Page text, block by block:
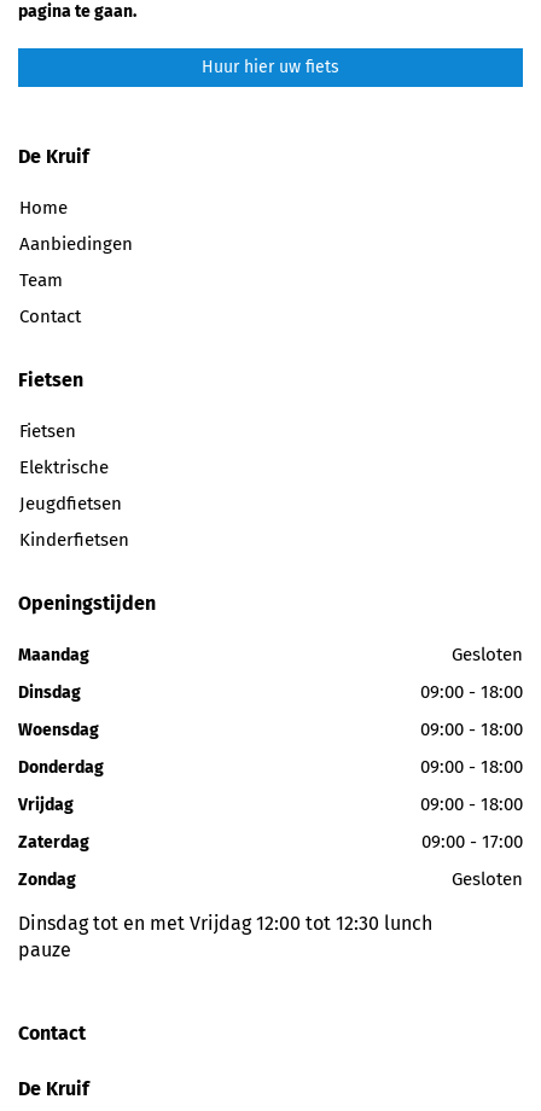
pagina te gaan.
Huur hier uw fiets
De Kruif
Home
Aanbiedingen
Team
Contact
Fietsen
Fietsen
Elektrische
Jeugdfietsen
Kinderfietsen
Openingstijden
Maandag Gesloten
Dinsdag 09:00 - 18:00
Woensdag 09:00 - 18:00
Donderdag 09:00 - 18:00
Vrijdag 09:00 - 18:00
Zaterdag 09:00 - 17:00
Zondag Gesloten
Dinsdag tot en met Vrijdag 12:00 tot 12:30 lunch
pauze
Contact
De Kruif